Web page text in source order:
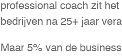
professional coach zit
bedrijven na 25+ jaar
Maar 5% van de